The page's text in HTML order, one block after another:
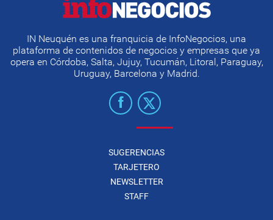
IN Neuquén es una franquicia de InfoNegocios, una
plataforma de contenidos de negocios y empresas que ya
opera en Córdoba, Salta, Jujuy, Tucumán, Litoral, Paraguay,
Uruguay, Barcelona y Madrid.
SUGERENCIAS
TARJETERO
NEWSLETTER
STAFF